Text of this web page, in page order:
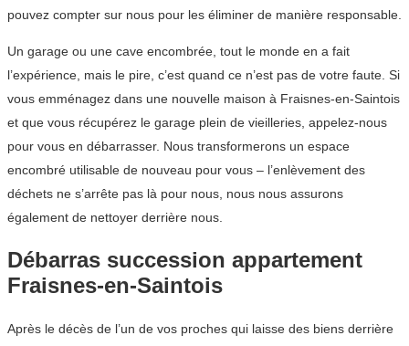
pouvez compter sur nous pour les éliminer de manière responsable.
Un garage ou une cave encombrée, tout le monde en a fait
l’expérience, mais le pire, c’est quand ce n’est pas de votre faute. Si
vous emménagez dans une nouvelle maison à Fraisnes-en-Saintois
et que vous récupérez le garage plein de vieilleries, appelez-nous
pour vous en débarrasser. Nous transformerons un espace
encombré utilisable de nouveau pour vous – l’enlèvement des
déchets ne s’arrête pas là pour nous, nous nous assurons
également de nettoyer derrière nous.
Débarras succession appartement
Fraisnes-en-Saintois
Après le décès de l’un de vos proches qui laisse des biens derrière